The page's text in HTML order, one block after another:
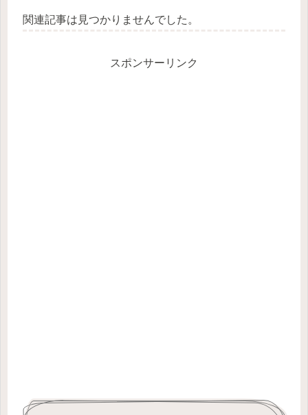
関連記事は見つかりませんでした。
スポンサーリンク